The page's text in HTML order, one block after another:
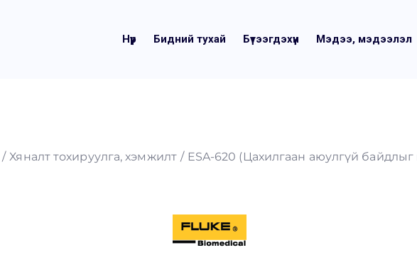
Нүүр Бидний тухай Бүтээгдэхүүн Мэдээ, мэдээлэл
Хяналт тохируулга, хэмжилт ESA-620 (Цахилгаан аюулгүй байдлыг